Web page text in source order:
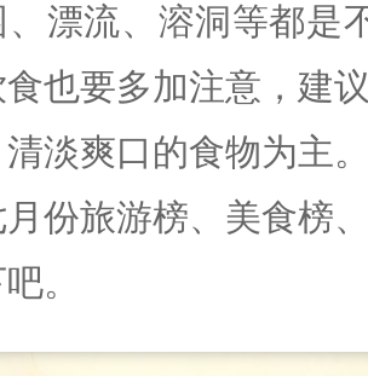
、漂流、溶洞等都是
食也要多加注意，建
淡爽口的食物为主
份旅游榜、美食榜
。